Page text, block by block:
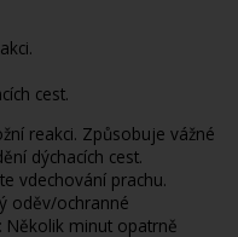
cest.
reakci. Způsobuje vážné
dýchacích cest.
vdechování prachu.
oděv/ochranné
Několik minut opatrně